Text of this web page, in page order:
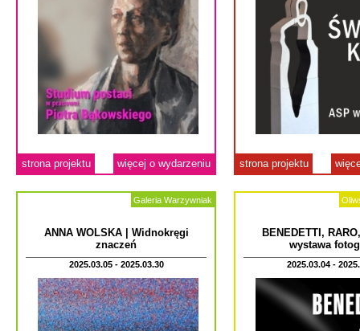
strona projektu więcej o wydarzeniu strona projektu
Galeria Warzywniak
ANNA WOLSKA | Widnokręgi
znaczeń
2025.03.05 - 2025.03.30
BENEDETTI,
wystawa
2025.03.04 -